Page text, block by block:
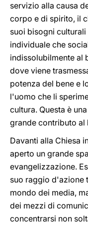
servizio alla causa
corpo e di spirito, il
suoi bisogni
individuale che
indissolubilmente al
dove viene
potenza del bene e
l'uomo che li
cultura. Questa è
grande contributo al
Davanti alla Chiesa
aperto un grande
evangelizzazione.
suo raggio d'azione
mondo dei media,
dei mezzi di
concentrarsi non